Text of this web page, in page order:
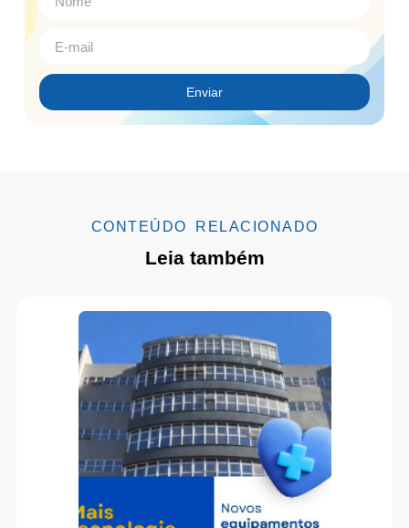
Enviar
CONTEÚDO RELACIONADO
Leia também